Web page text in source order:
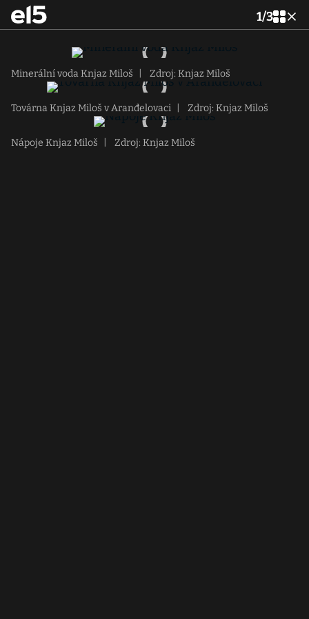
1/3
Minerální voda Knjaz Miloš Zdroj: Knjaz Miloš
Továrna Knjaz Miloš v Aranđelovaci Zdroj: Knjaz Miloš
Nápoje Knjaz Miloš Zdroj: Knjaz Miloš